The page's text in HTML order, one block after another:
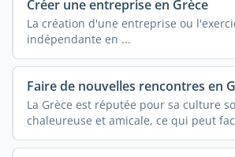
Créer une entreprise en Grèce
La création d'une entreprise ou
indépendante en ...
Faire de nouvelles rencontres en
La Grèce est réputée pour sa culture
chaleureuse et amicale, ce qui peut